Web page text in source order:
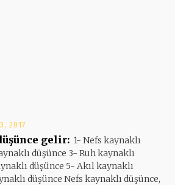
2017
gelir: 1- Nefs kaynaklı
düşünce 3- Ruh kaynaklı
düşünce 5- Akıl kaynaklı
düşünce Nefs kaynaklı düşünce,